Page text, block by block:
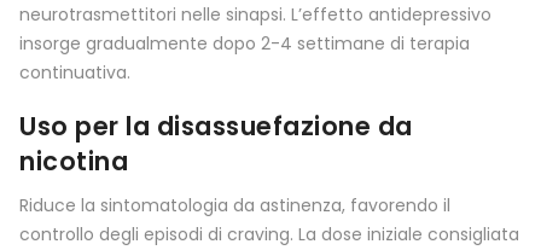
neurotrasmettitori nelle sinapsi. L’effetto antidepressivo
insorge gradualmente dopo 2-4 settimane di terapia
continuativa.
Uso per la disassuefazione da
nicotina
Riduce la sintomatologia da astinenza, favorendo il
controllo degli episodi di craving. La dose iniziale consigliata